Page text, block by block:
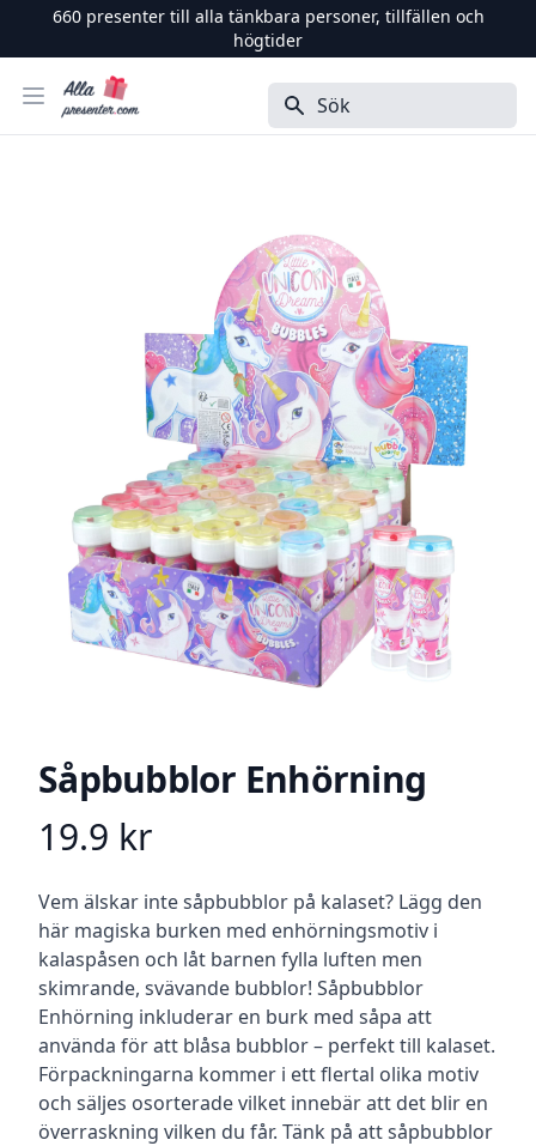
660presenter till alla tänkbara personer, tillfällen och
högtider
Öppna menyn
Alla Presenter Sök
Såpbubblor Enhörning
Product information
19.9 kr
Beskrivning
Vem älskar inte såpbubblor på kalaset? Lägg den
här magiska burken med enhörningsmotiv i
kalaspåsen och låt barnen fylla luften men
skimrande, svävande bubblor! Såpbubblor
Enhörning inkluderar en burk med såpa att
använda för att blåsa bubblor – perfekt till kalaset.
Förpackningarna kommer i ett flertal olika motiv
och säljes osorterade vilket innebär att det blir en
överraskning vilken du får. Tänk på att såpbubblor